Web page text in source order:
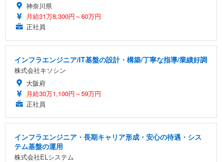
神奈川県
月給31万8,300円～60万円
正社員
インフラエンジニア/IT基盤の設計・構築/丁寧な指導/業績好調
株式会社キソシン
大阪府
月給30万1,100円～59万円
正社員
インフラエンジニア・長期キャリア形成・安心の待遇・シス
テム基盤の運用
株式会社ELシステム